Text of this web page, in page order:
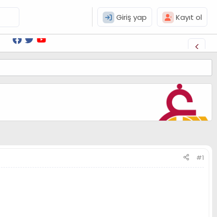
Giriş yap Kayıt ol
#1